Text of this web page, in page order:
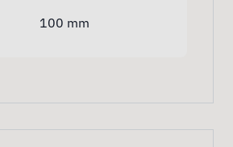
100 mm